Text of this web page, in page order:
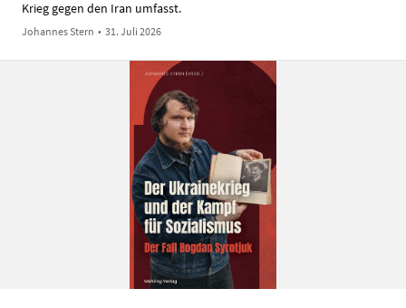
Krieg gegen den Iran umfasst.
Johannes Stern • 31. Juli 2026